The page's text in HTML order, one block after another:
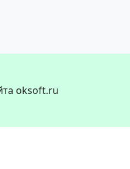
oksoft.ru